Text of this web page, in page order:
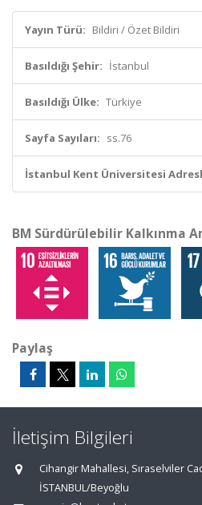
Yayın Türü: Bildiri / Özet Bildiri
Basıldığı Şehir: İstanbul
Basıldığı Ülke: Türkiye
Sayfa Sayıları: ss.76
İstanbul Kent Üniversitesi
BM Sürdürülebilir Kalkınma
Paylaş
İletişim Bilgileri
Cihangir Mahallesi, Sıraselviler
İSTANBUL/Beyoğlu